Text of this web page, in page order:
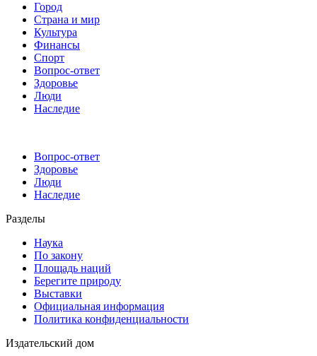
Город
Страна и мир
Культура
Финансы
Спорт
Вопрос-ответ
Здоровье
Люди
Наследие
Вопрос-ответ
Здоровье
Люди
Наследие
Разделы
Наука
По закону
Площадь наций
Берегите природу
Выставки
Официальная информация
Политика конфиденциальности
Издательский дом